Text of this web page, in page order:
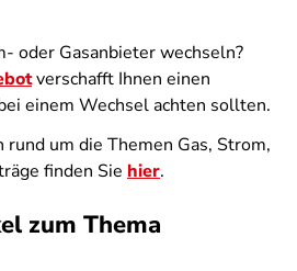
oder Gasanbieter wechseln?
verschafft Ihnen einen
einem Wechsel achten sollten.
um die Themen Gas, Strom,
finden Sie hier.
zum Thema